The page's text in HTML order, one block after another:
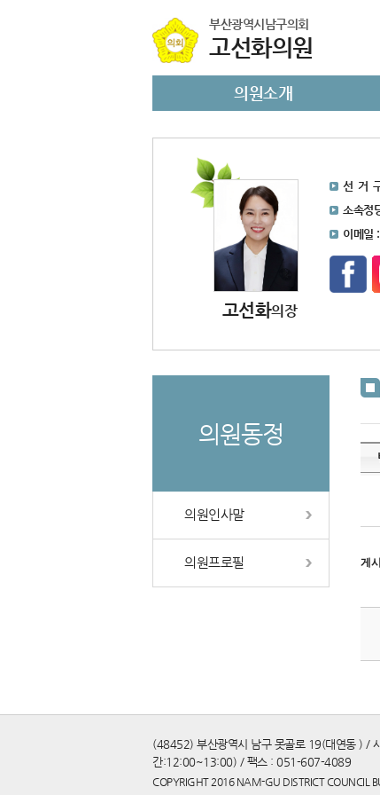
부산광역시남구의회
고선화의원
의원소개
고선화의장
선 거
소속정
이메일 :
의원동정
의원인사말
의원프로필 게
(48452) 부산광역시 남구 못골로 19(대연동 )
간:12:00~13:00) / 팩스 : 051-607-4089
COPYRIGHT 2016 NAM-GU DISTRICT COUNCIL